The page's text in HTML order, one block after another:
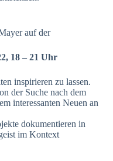
auf der
18 – 21 Uhr
inspirieren zu lassen.
der Suche nach dem
interessanten Neuen an
dokumentieren in
im Kontext